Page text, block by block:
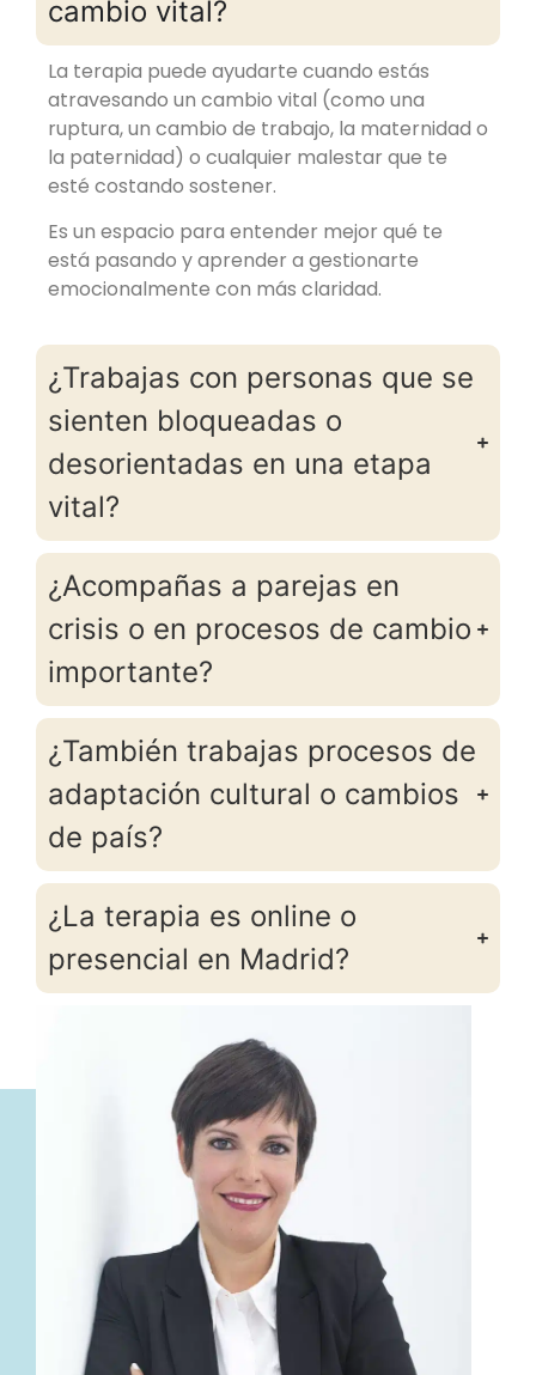
cambio vital?
La terapia puede ayudarte cuando estás
atravesando un cambio vital (como una
ruptura, un cambio de trabajo, la maternidad o
la paternidad) o cualquier malestar que te
esté costando sostener.
Es un espacio para entender mejor qué te
está pasando y aprender a gestionarte
emocionalmente con más claridad.
¿Trabajas con personas que se
sienten bloqueadas o
desorientadas en una etapa
vital?
¿Acompañas a parejas en
crisis o en procesos de cambio
importante?
¿También trabajas procesos de
adaptación cultural o cambios
de país?
¿La terapia es online o
presencial en Madrid?